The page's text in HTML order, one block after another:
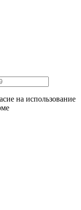
на использование